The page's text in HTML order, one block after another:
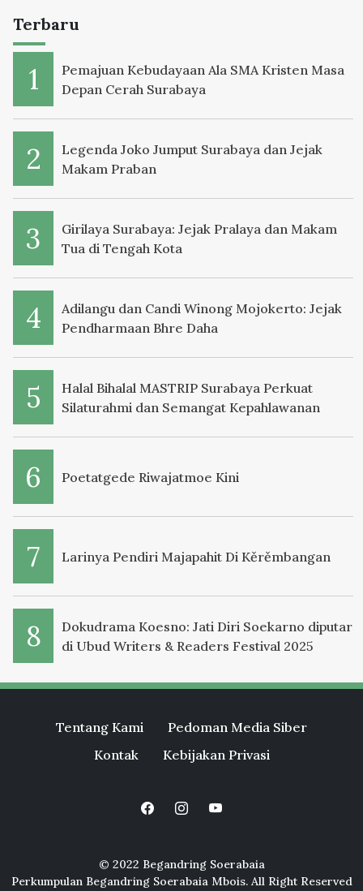
Terbaru
Pemajuan Kebudayaan Ala SMA Kristen Masa
Depan Cerah Surabaya
Legenda Joko Jumput Surabaya dan Jejak
Makam Praban
Girilaya Surabaya: Jejak Pralaya dan Makam
Tua di Tengah Kota
Adilangu dan Candi Winong Mojokerto: Jejak
Pendharmaan Bhre Daha
Halal Bihalal MASTRIP Surabaya Perkuat
Silaturahmi dan Semangat Kepahlawanan
Poetatgede Riwajatmoe Kini
Larinya Pendiri Majapahit Di Kěrěmbangan
Dokudrama Koesno: Jati Diri Soekarno diputar
di Ubud Writers & Readers Festival 2025
Tentang Kami
Pedoman Media Siber
Kontak
Kebijakan Privasi
© 2022 Begandring Soerabaia
Perkumpulan Begandring Soerabaia Mbois. All Right Reserved